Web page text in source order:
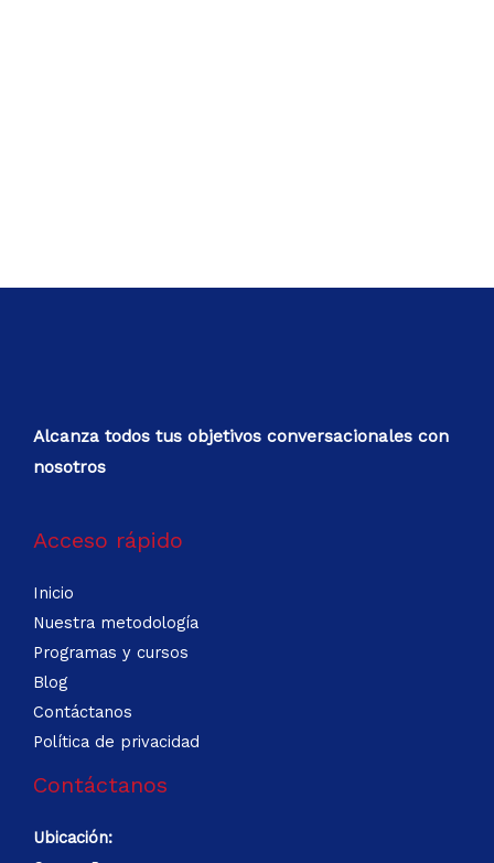
Alcanza todos tus objetivos conversacionales con
nosotros
Acceso rápido
Inicio
Nuestra metodología
Programas y cursos
Blog
Contáctanos
Política de privacidad
Contáctanos
Ubicación: